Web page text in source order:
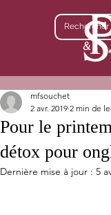
Pour le
détox pour
mfsouchet
2 avr. 2019 2 min de
Dernière mise à jour : 5